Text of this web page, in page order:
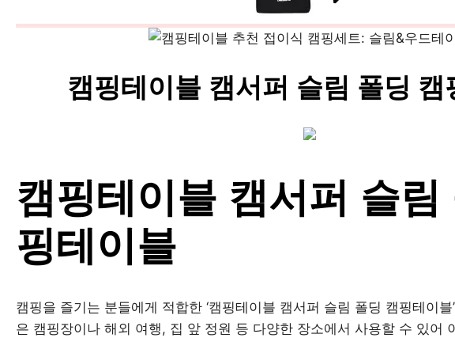
캠핑테이블 캠서퍼 슬림 폴딩 캠
캠핑테이블 캠서퍼 슬림
핑테이블
캠핑을 즐기는 분들에게 적합한 ‘캠핑테이블 캠서퍼 슬림 폴딩 캠핑테이
은 캠핑장이나 해외 여행, 집 앞 정원 등 다양한 장소에서 사용할 수 있어